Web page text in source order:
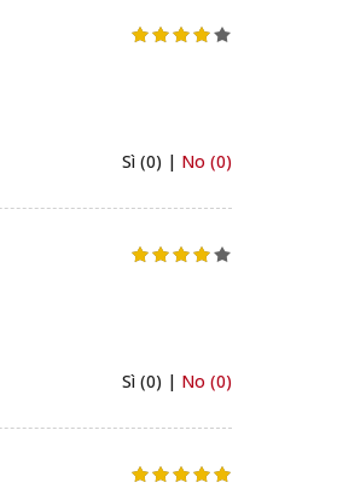
Sì (0) | No (0)
Sì (0) | No (0)